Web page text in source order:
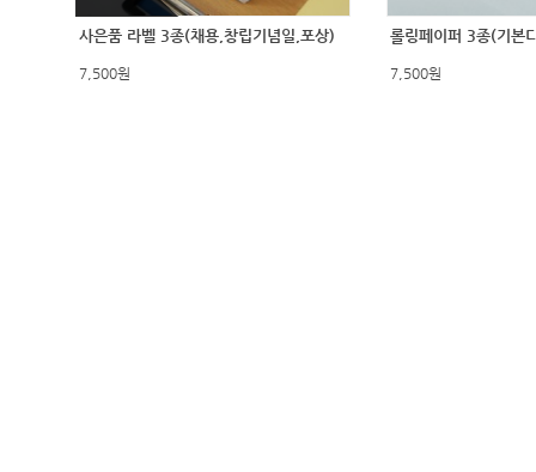
사은품 라벨 3종(채용,창립기념일,포상)
7,500원
롤링페이퍼 3종(기본
7,500원